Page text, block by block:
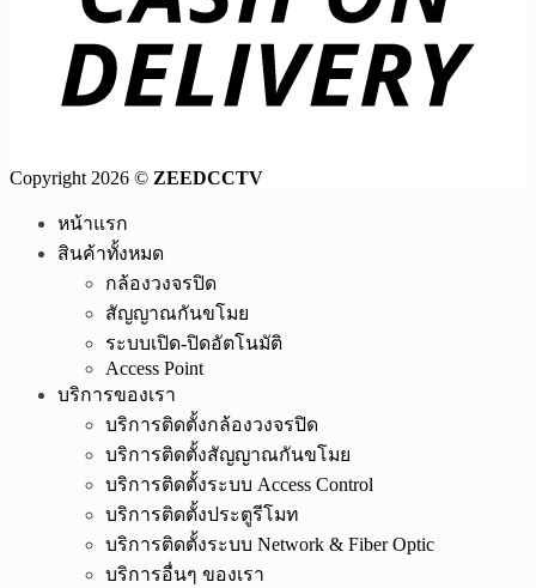
Copyright 2026 © ZEEDCCTV
หน้าแรก
สินค้าทั้งหมด
กล้องวงจรปิด
สัญญาณกันขโมย
ระบบเปิด-ปิดอัตโนมัติ
Access Point
บริการของเรา
บริการติดตั้งกล้องวงจรปิด
บริการติดตั้งสัญญาณกันขโมย
บริการติดตั้งระบบ Access Control
บริการติดตั้งประตูรีโมท
บริการติดตั้งระบบ Network & Fiber Optic
บริการอื่นๆ ของเรา